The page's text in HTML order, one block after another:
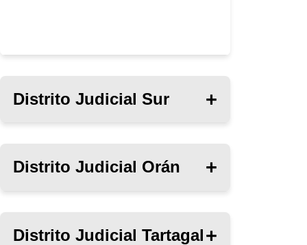
Distrito Judicial Sur
Distrito Judicial Orán
Distrito Judicial Tartagal